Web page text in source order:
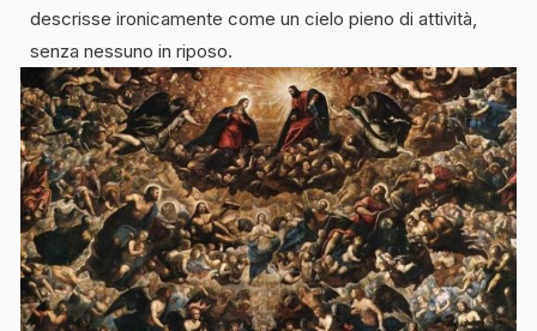
descrisse ironicamente come un cielo pieno di attività,
senza nessuno in riposo.